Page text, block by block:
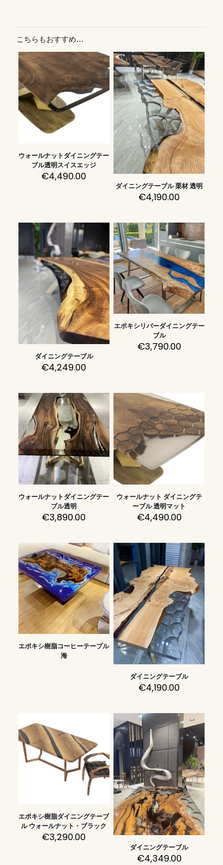
こちらもおすすめ…
ウォールナットダイニングテー
ブル透明スイスエッジ
€4,490.00
ダイニングテーブル 栗材 透明
€4,190.00
ダイニングテーブル
€4,249.00
エポキシリバーダイニングテー
ブル
€3,790.00
ウォールナットダイニングテー
ブル透明
€3,890.00
ウォールナット ダイニングテ
ーブル 透明マット
€4,490.00
エポキシ樹脂コーヒーテーブル
海
ダイニングテーブル
€4,190.00
エポキシ樹脂ダイニングテーブ
ル ウォールナット・ブラック
€3,290.00
ダイニングテーブル
€4,349.00